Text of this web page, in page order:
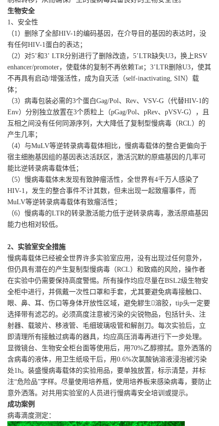
生物安全
1、安全性
（1）删除了全部HIV-1的编码基因，在介导目的基因的表达时，没
有任何HIV-1蛋白的表达；
（2）对5’和3’ LTR分别进行了删除改造，5’LTR缺失U3，换上RSV
enhancer/promoter，使载体的复制不再依赖Tat；3’LTR删除U3，使其
不再具有启动/增强活性，成为自灭活（self-inactivating, SIN）载
体；
（3）病毒包装必需的3个蛋白Gag/Pol、Rev、VSV-G（代替HIV-1的
Env）分别独立放置在3个质粒上（pGag/Pol、pRev、pVSV-G），且
互相之间没有任何同源序列，大大降低了复制型慢病毒（RCL）的
产生几率；
（4）与MuLV等逆转录病毒载体相比，慢病毒载体的整合更偏向于
宿主细胞基因组的基因表达活跃区，激活沉默的原癌基因的几率可
能比逆转录病毒载体低；
（5）慢病毒载体未发现有致肿瘤活性，全世界有4千万人感染了
HIV-1，发生的整合事件不计其数，但未出现一起致瘤事件，而
MuLV等逆转录病毒载体有致瘤活性；
（6）慢病毒的LTR的转录激活能力低于逆转录病毒，激活原癌基因
能力也相对较低。
2、实验室安全措施
慢病毒载体已经被全世界许多实验室应用，没有出现过任何意外，
但仍具有潜在的产生复制型慢病毒（RCL）和致癌的风险，操作者
在实验中仍需要保持高度警惕。所有操作均应尽量在BSL2级生物安
全柜中进行，并佩戴一次性口罩和手套，尤其要避免病毒接触口、
眼、鼻、耳、伤口等身体开放性区域，避免䚧生溶胶，tip头一定要
选择带有滤芯的。必须高度注意被污染的尖锐物品，包括针头、注
射器、载玻片、移液管、毛细玻璃吸管和解剖刀。每次实验后，立
即清理所有接触过病毒的器具，均应高压消毒再进行下一步处理。
显微镜台、生物安全柜台面等使用后，用70%乙醇擦拭。意外洒落的
含病毒的液体，用卫生纸吸干后，用0.6%次氯酸钠溶液浸泡被污染
处1h。装盛慢病毒载体的实验用品，要单独放置，标示清楚，并标
注“危险品”字样。尽量使用培养瓶，使用培养板来感染病毒，要防止
意外洒落。对共用实验室的人员进行慢病毒安全培训或提示。
成功案例
病毒滴度测定：